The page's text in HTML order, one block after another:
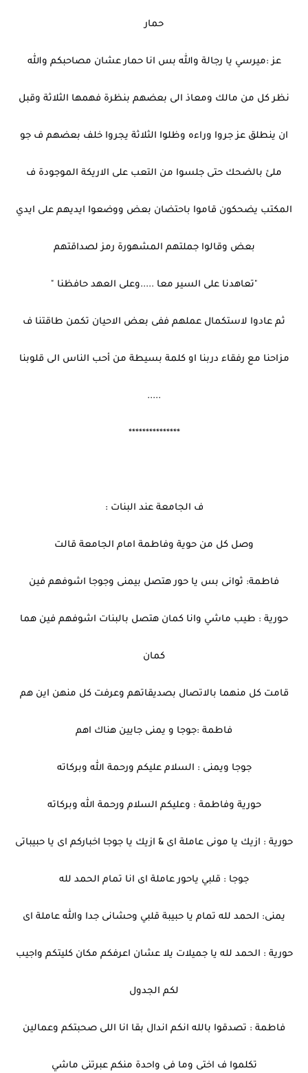
حمار
عز :ميرسي يا رجالة والله بس انا حمار عشان مصاحبكم والله
نظر كل من مالك ومعاذ الى بعضهم بنظرة فهمها الثلاثة وقبل
ان ينطلق عز جروا وراءه وظلوا الثلاثة يجروا خلف بعضهم ف جو
ملئ بالضحك حتى جلسوا من التعب على الاريكة الموجودة ف
المكتب يضحكون قاموا باحتضان بعض ووضعوا ايديهم على ايدي
بعض وقالوا جملتهم المشهورة رمز لصداقتهم
"تعاهدنا على السير معا .....وعلى العهد حافظنا "
ثم عادوا لاستكمال عملهم ففى بعض الاحيان تكمن طاقتنا ف
مزاحنا مع رفقاء دربنا او كلمة بسيطة من أحب الناس الى قلوبنا
.....
***************
ف الجامعة عند البنات :
وصل كل من حوية وفاطمة امام الجامعة قالت
فاطمة: ثوانى بس يا حور هتصل بيمنى وجوجا اشوفهم فين
حورية : طيب ماشي وانا كمان هتصل بالبنات اشوفهم فين هما
كمان
قامت كل منهما بالاتصال بصديقاتهم وعرفت كل منهن اين هم
فاطمة :جوجا و يمنى جايين هناك اهم
جوجا ويمنى : السلام عليكم ورحمة الله وبركاته
حورية وفاطمة : وعليكم السلام ورحمة الله وبركاته
حورية : ازيك يا مونى عاملة اى & ازيك يا جوجا اخباركم اى يا حبيباتى
جوجا : قلبي ياحور عاملة اى انا تمام الحمد لله
يمنى: الحمد لله تمام يا حبيبة قلبي وحشانى جدا والله عاملة اى
حورية : الحمد لله يا جميلات يلا عشان اعرفكم مكان كليتكم واجيب
لكم الجدول
فاطمة : تصدقوا بالله انكم اندال بقا انا اللى صحبتكم وعمالين
تكلموا ف اختى وما فى واحدة منكم عبرتنى ماشي